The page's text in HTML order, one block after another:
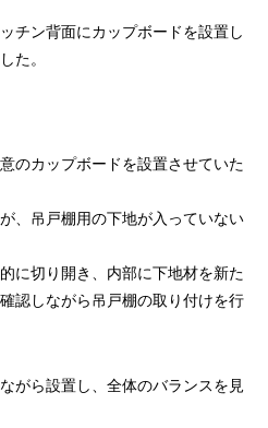
チン背面にカップボードを設置し
た。
のカップボードを設置させていた
、吊戸棚用の下地が入っていない
に切り開き、内部に下地材を新た
認しながら吊戸棚の取り付けを行
がら設置し、全体のバランスを見